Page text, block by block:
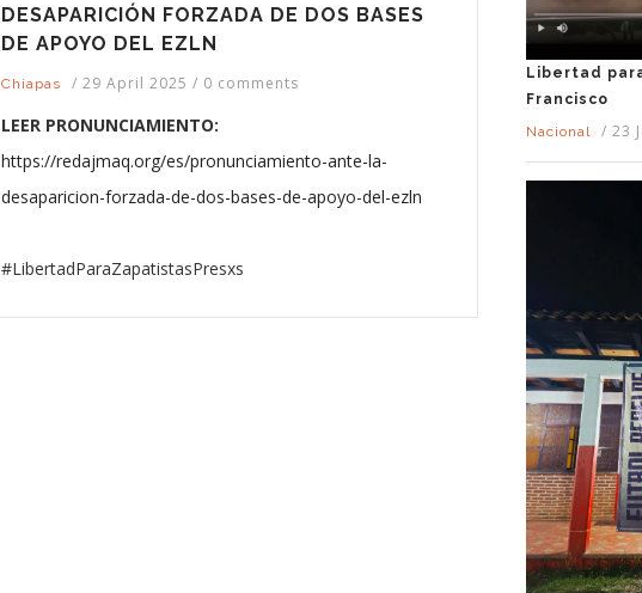
DESAPARICIÓN FORZADA DE DOS BASES
DE APOYO DEL EZLN
Chiapas / 29 April 2025 / 0 comments
LEER PRONUNCIAMIENTO:
https://redajmaq.org/es/pronunciamiento-ante-la-
desaparicion-forzada-de-dos-bases-de-apoyo-del-ezln
#LibertadParaZapatistasPresxs
Libertad
Francisco
Nacional
/ 23